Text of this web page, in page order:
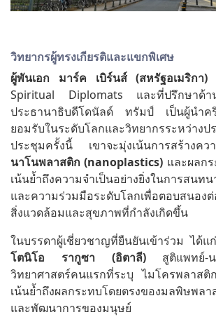
วิทยากรผู้ทรงเกียรติและแขกพิเศษ
ผู้พันเอก
มาร์ค เบิร์นส์(สหรัฐอเมริกา)
Spiritual Diplomats และที่ปรึกษาด้า
ประธานาธิบดีโดนัลด์ ทรัมป์ เป็นผู้นำคริ
ยอมรับในระดับโลกและวิทยากรระหว่
ประชุมครั้งนี้ เขาจะมุ่งเน้นการสร้างคว
นาโนพลาสติก (nanoplastics) และผลก
เน้นย้ำถึงความจำเป็นอย่างยิ่งในการสนท
และความร่วมมือระดับโลกเพื่อตอบสนอง
สิ่งแวดล้อมและสุขภาพที่กำลังเกิดขึ้น
ในบรรดาผู้เชี่ยวชาญที่ยืนยันเข้าร่วม ได้แก่
โตนิโอ
รากูซา(อิตาลี)สูติแพทย์-น
วิทยาศาสตร์คนแรกที่ระบุ ไมโครพลาส
เน้นย้ำถึงผลกระทบโดยตรงของมลพิษพล
และพัฒนาการของมนุษย์